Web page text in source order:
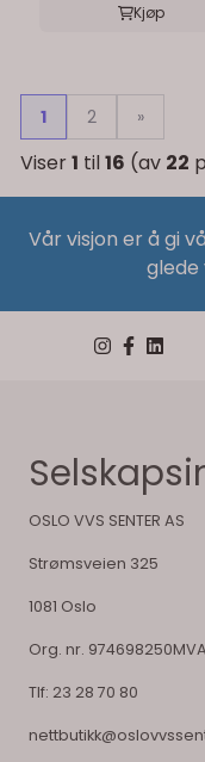
Kjøp
1 2 »
Viser1 til 16 (av 22
Vår visjon er å gi
glede
OSLO VVS SENTER AS
Strømsveien 325
1081 Oslo
Org. nr. 974698250MVA
Tlf: 23 28 70 80